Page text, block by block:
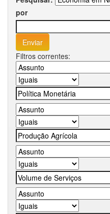
por
Filtros correntes: